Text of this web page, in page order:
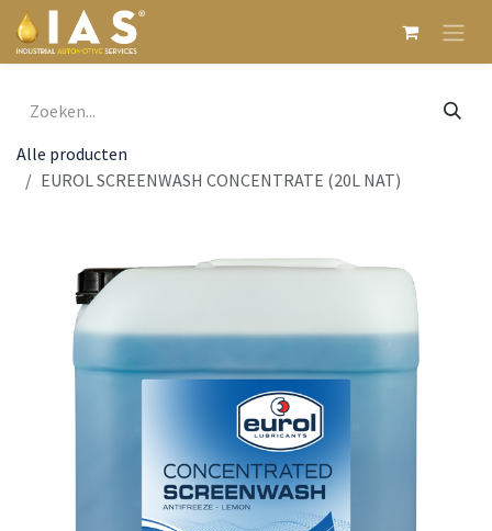
Overslaan naar inhoud
Alle producten
EUROL SCREENWASH CONCENTRATE (20L NAT)